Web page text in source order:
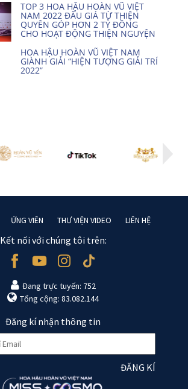
TOP 3 HOA HẬU HOÀN VŨ VIỆT
NAM 2022 ĐẤU GIÁ TỪ THIỆN
QUYÊN GÓP HƠN 2 TỶ ĐỒNG
CHO HOẠT ĐỘNG THIỆN NGUYỆN
HOA HẬU HOÀN VŨ VIỆT NAM
GIÀNH GIẢI “HIỆN TƯỢNG GIẢI TRÍ
2022”
ỨNG VIÊN THƯ VIỆN VIDEO LIÊN HỆ
Kết nối với chúng tôi trên:
Đang trực tuyến: 752
Tổng cộng: 83.082.144
Đăng kí nhận thông tin
ĐĂNG KÍ